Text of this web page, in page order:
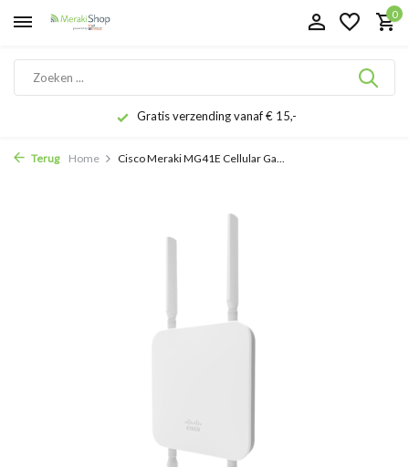
0
Gratis verzending vanaf € 15,-
Terug Home Cisco Meraki MG41E Cellular Ga...